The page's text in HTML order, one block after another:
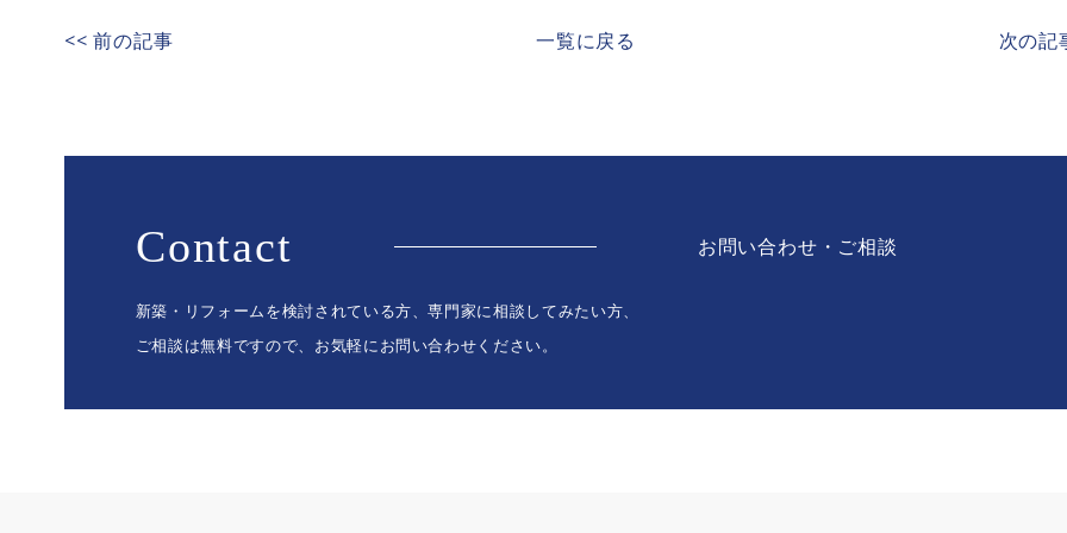
<< 前の記事 一覧に戻る 次の記
Contact お問い合わせ・ご相談
新築・リフォームを検討されている方、専門家に相談してみたい方、
ご相談は無料ですので、お気軽にお問い合わせください。